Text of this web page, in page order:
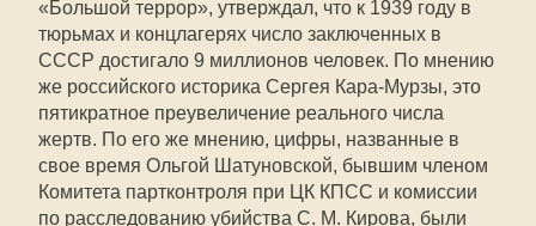
«Большой террор», утверждал, что к 1939 году в
тюрьмах и концлагерях число заключенных в
СССР достигало 9 миллионов человек. По мнению
же российского историка Сергея Кара-Мурзы, это
пятикратное преувеличение реального числа
жертв. По его же мнению, цифры, названные в
свое время Ольгой Шатуновской, бывшим членом
Комитета партконтроля при ЦК КПСС и комиссии
по расследованию убийства С. М. Кирова, были